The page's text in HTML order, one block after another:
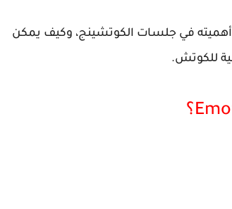
في جلسات الكوتشينج، وكيف يمكن
للكوتش.